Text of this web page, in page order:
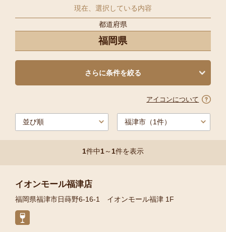
現在、選択している内容
都道府県
福岡県
さらに条件を絞る
1件中1～1件を表示
アイコンについて
イオンモール福津店
福岡県福津市日蒔野6-16-1 イオンモール福津 1F